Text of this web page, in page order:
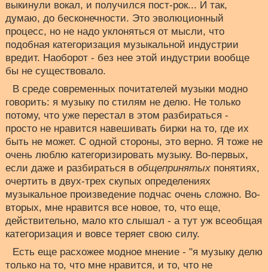
выкинули вокал, и получился пост-рок... И так,
думаю, до бесконечности. Это эволюционный
процесс, но не надо уклоняться от мысли, что
подобная категоризация музыкальной индустрии
вредит. Наоборот - без нее этой индустрии вообще
бы не существовало.
В среде современных почитателей музыки модно
говорить: я музыку по стилям не делю. Не только
потому, что уже перестал в этом разбираться -
просто не нравится навешивать бирки на то, где их
быть не может. С одной стороны, это верно. Я тоже не
очень люблю категоризировать музыку. Во-первых,
если даже и разбираться в общепринятых понятиях,
очертить в двух-трех скупых определениях
музыкальное произведение подчас очень сложно. Во-
вторых, мне нравится все новое, то, что еще,
действительно, мало кто слышал - а тут уж всеобщая
категоризация и вовсе теряет свою силу.
Есть еще расхожее модное мнение - "я музыку делю
только на то, что мне нравится, и то, что не